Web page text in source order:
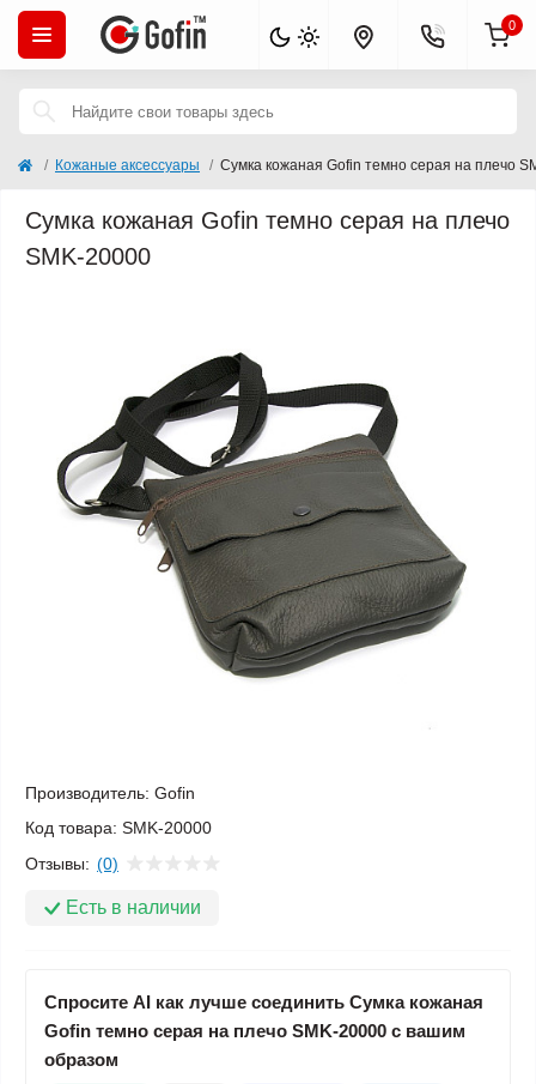
0
Кожаные аксессуары Сумка кожаная Gofin темно серая на плечо
Сумка кожаная Gofin темно серая на плечо
SMK-20000
Производитель: Gofin
Код товара: SMK-20000
Отзывы: (0)
Есть в наличии
Спросите AI как лучше соединить Сумка кожаная
Gofin темно серая на плечо SMK-20000 с вашим
образом